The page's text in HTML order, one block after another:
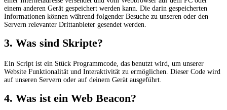
einem anderen Gerät gespeichert werden kann. Die darin gespeicherten
Informationen können während folgender Besuche zu unseren oder den
Servern relevanter Drittanbieter gesendet werden.
3. Was sind Skripte?
Ein Script ist ein Stück Programmcode, das benutzt wird, um unserer
Website Funktionalität und Interaktivität zu ermöglichen. Dieser Code wird
auf unseren Servern oder auf deinem Gerät ausgeführt.
4. Was ist ein Web Beacon?